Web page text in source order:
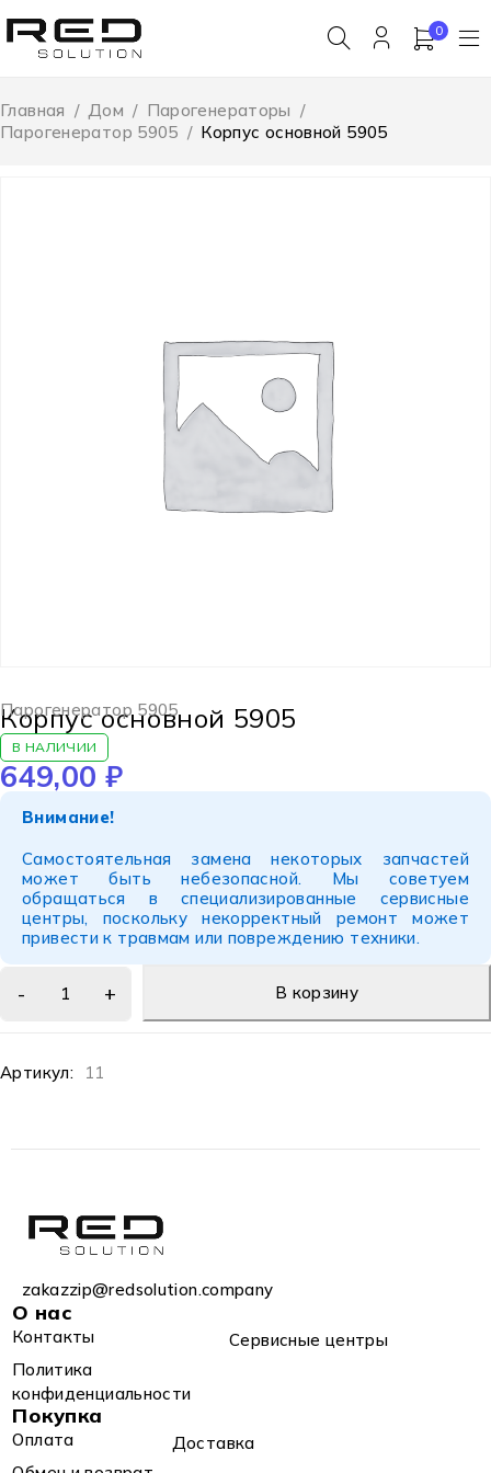
0
Главная / Дом / Парогенераторы /
Парогенератор 5905 / Корпус основной 5905
Парогенератор 5905
Корпус основной 5905
В НАЛИЧИИ
649,00 ₽
Внимание!
Самостоятельная замена некоторых запчастей
может быть небезопасной. Мы советуем
обращаться в специализированные сервисные
центры, поскольку некорректный ремонт может
привести к травмам или повреждению техники.
В корзину
Артикул: 11
zakazzip@redsolution.company
О нас
Контакты
Сервисные центры
Политика
конфиденциальности
Покупка
Оплата
Доставка